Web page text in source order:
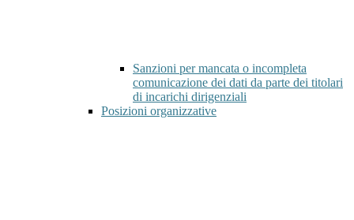
Sanzioni per mancata o incompleta
comunicazione dei dati da parte dei titolari
di incarichi dirigenziali
Posizioni organizzative